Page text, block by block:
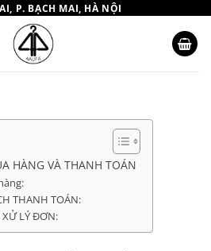
P. BẠCH MAI, HÀ NỘI
HÀNG VÀ THANH TOÁN
THANH TOÁN:
LÝ ĐƠN: